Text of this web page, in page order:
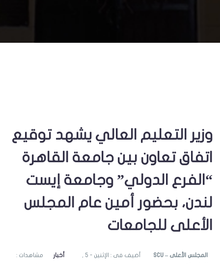
وزير التعليم العالي يشهد توقيع
اتفاق تعاون بين جامعة القاهرة
“الفرع الدولي” وجامعة إيست
لندن، بحضور أمين عام المجلس
الأعلى للجامعات
SCU – المجلس الأعلى أخبار مشاهدات :